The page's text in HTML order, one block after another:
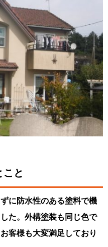
こと
に防水性のある塗料で機
た。外構塗装も同じ色で
客様も大変満足しており